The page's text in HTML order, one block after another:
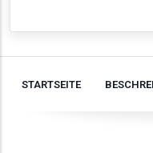
STARTSEITE